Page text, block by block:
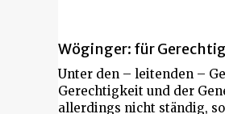
Wöginger: für
Unter den – leitenden –
Gerechtigkeit und der
allerdings nicht ständig,